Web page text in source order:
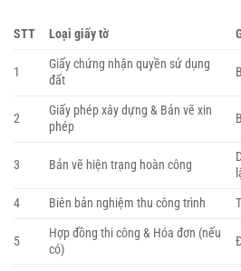
STT Loại giấy tờ
1
Giấy chứng nhận quyền sử dụng
đất
2
Giấy phép xây dựng & Bản vẽ xin
phép
3 Bản vẽ hiện trạng hoàn công
4
Biên bản nghiệm thu công trình
5
Hợp đồng thi công & Hóa đơn (nếu
có)